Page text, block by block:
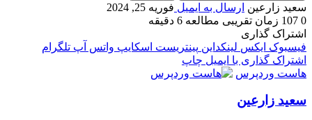
سعید زارعین ارسال به ایمیل فوریه 25, 2024
0
زمان تقریبی مطالعه 6 دقیقه
اشتراک گذاری
فیسبوک ایکس لینکداین پینتریست اسکایپ واتس آپ تلگرام
اشتراک گذاری با ایمیل چاپ
هاست وردپرس
سعید زارعین